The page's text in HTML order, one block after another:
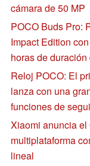
cámara de 50 MP
POCO Buds Pro:
Impact Edition
horas de
Reloj POCO: El
lanza con una
funciones de
Xiaomi anuncia
multiplataforma
lineal